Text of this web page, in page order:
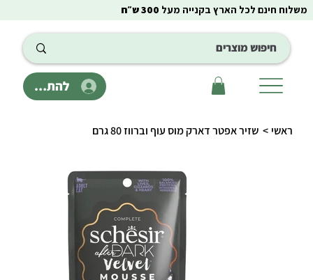
להתחבר
משלוח חינם לכל הארץ בקנייה מעל 300 ש״ח
ראשי > שזיר אפטר דארק מוס עוף וברווז 80 גרם